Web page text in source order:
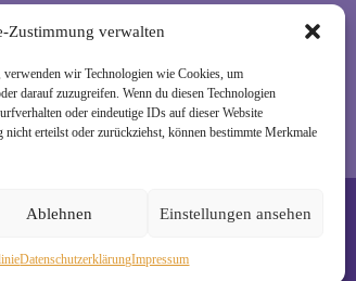
Zustimmung verwalten
wir Technologien wie Cookies, um
darauf zuzugreifen. Wenn du diesen Technologien
oder eindeutige IDs auf dieser Website
nicht erteilst oder zurückziehst, können bestimmte Merkmale
Ablehnen Einstellungen ansehen
Daten­schutz­erklä­rungImpressum
Alle Details zur Nutzung